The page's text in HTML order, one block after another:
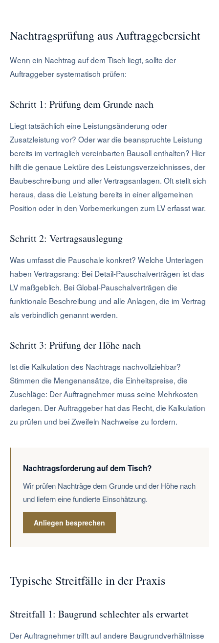
Nachtragsprüfung aus Auftraggebersicht
Wenn ein Nachtrag auf dem Tisch liegt, sollte der
Auftraggeber systematisch prüfen:
Schritt 1: Prüfung dem Grunde nach
Liegt tatsächlich eine Leistungsänderung oder
Zusatzleistung vor? Oder war die beanspruchte Leistung
bereits im vertraglich vereinbarten Bausoll enthalten? Hier
hilft die genaue Lektüre des Leistungsverzeichnisses, der
Baubeschreibung und aller Vertragsanlagen. Oft stellt sich
heraus, dass die Leistung bereits in einer allgemeinen
Position oder in den Vorbemerkungen zum LV erfasst war.
Schritt 2: Vertragsauslegung
Was umfasst die Pauschale konkret? Welche Unterlagen
haben Vertragsrang: Bei Detail-Pauschalverträgen ist das
LV maßgeblich. Bei Global-Pauschalverträgen die
funktionale Beschreibung und alle Anlagen, die im Vertrag
als verbindlich genannt werden.
Schritt 3: Prüfung der Höhe nach
Ist die Kalkulation des Nachtrags nachvollziehbar?
Stimmen die Mengenansätze, die Einheitspreise, die
Zuschläge: Der Auftragnehmer muss seine Mehrkosten
darlegen. Der Auftraggeber hat das Recht, die Kalkulation
zu prüfen und bei Zweifeln Nachweise zu fordern.
Nachtragsforderung auf dem Tisch?
Wir prüfen Nachträge dem Grunde und der Höhe nach
und liefern eine fundierte Einschätzung.
Anliegen besprechen
Typische Streitfälle in der Praxis
Streitfall 1: Baugrund schlechter als erwartet
Der Auftragnehmer trifft auf andere Baugrundverhältnisse